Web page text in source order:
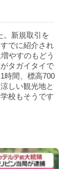
。新規取引を
でに紹介され
やすのもどう
タガイタイで
時間、標高700
しい観光地と
校もそうです